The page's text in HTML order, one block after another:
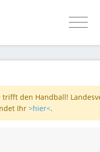
trifft den Handball!
Ihr >hier<.